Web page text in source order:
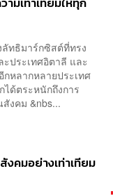
ทธิมาร์กซิสต์ที่ทรง
ประเทศอิตาลี และ
กหลากหลายประเทศ
ด้ตระหนักถึงการ
งคม &nbs...
คมอย่างเท่าเทียม